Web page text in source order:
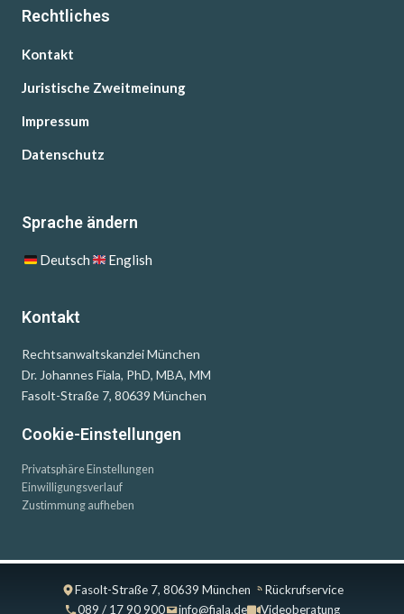
Rechtliches
Kontakt
Juristische Zweitmeinung
Impressum
Datenschutz
Sprache ändern
Deutsch English
Kontakt
Rechtsanwaltskanzlei München
Dr. Johannes Fiala, PhD, MBA, MM
Fasolt-Straße 7, 80639 München
Cookie-Einstellungen
Privatsphäre Einstellungen
Einwilligungsverlauf
Zustimmung aufheben
Fasolt-Straße 7, 80639 München
Rückrufservice
089 / 17 90 900
info@fiala.de Videoberatung